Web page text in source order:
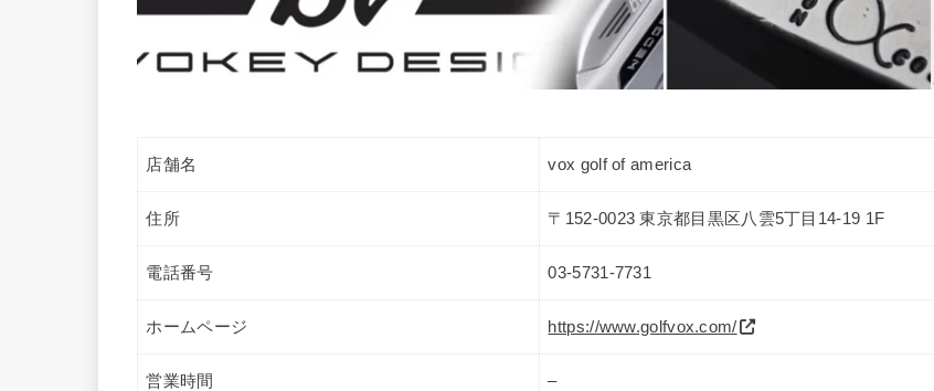
店舗名 vox golf of america
住所 〒152-0023 東京都目黒区八雲5丁目14-19 1F
電話番号 03-5731-7731
ホームページ https://www.golfvox.com/
営業時間 –